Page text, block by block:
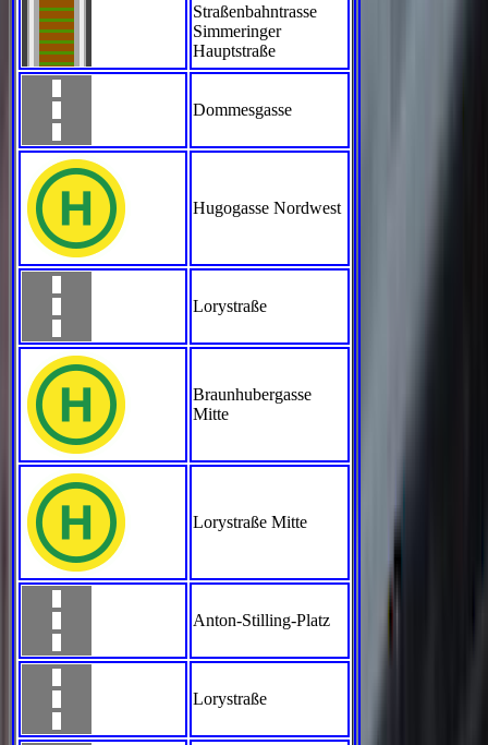
Straßenbahntrasse
Simmeringer
Hauptstraße
Dommesgasse
Hugogasse Nordwest
Lorystraße
Braunhubergasse
Mitte
Lorystraße Mitte
Anton-Stilling-Platz
Lorystraße